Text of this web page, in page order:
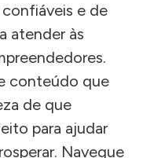
e de
atender às
conteúdo que
de que
para ajudar
Navegue